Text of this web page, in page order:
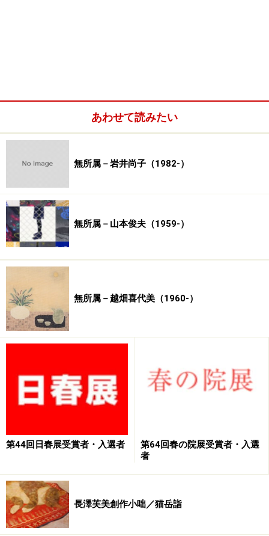
■現代日本画家【院展】一覧に戻る
※記事内容は執筆時点のものです。最新の内容をご確認くださ
あわせて読みたい
無所属－岩井尚子（1982-）
無所属－山本俊夫（1959-）
無所属－越畑喜代美（1960-）
第44回日春展受賞者・入選者
第64回春の院展受賞者・入選
者
長澤芙美創作小咄／猫岳詣